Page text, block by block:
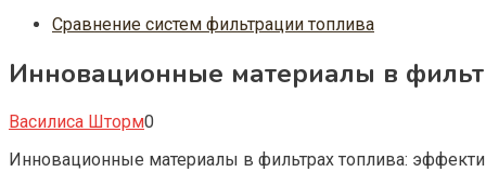
Сравнение систем фильтрации топлива
Инновационные материалы в
Василиса Шторм0
Инновационные материалы в фильтрах топлива: